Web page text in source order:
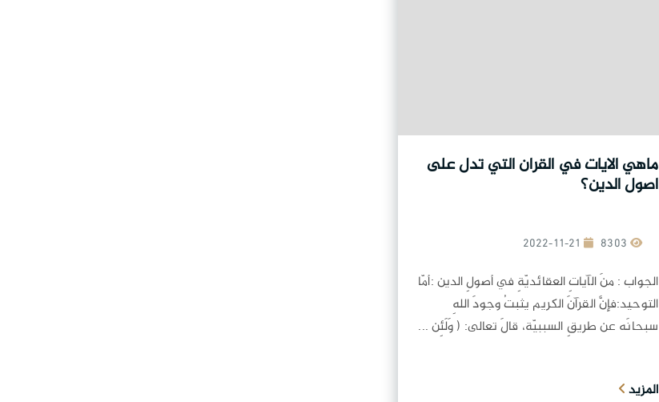
ماهي الايات في القران التي تدل على
اصول الدين؟
2022-11-21
الجواب : منَ الآياتِ العقائديّةِ في أصولِ الدين :أمّا
التوحيد:فإنَّ القرآنَ الكريم يثبتُ وجودَ اللهِ
سبحانَه عن طريقِ السببيّة، قالَ تعالى: ( وَلَئِن ...
المزيد